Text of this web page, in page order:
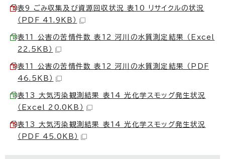
表9 ごみ収集及び資源回収状況 表10 リサイクルの状況
（PDF 41.9KB）
表11 公害の苦情件数 表12 河川の水質測定結果 （Excel
22.5KB）
表11 公害の苦情件数 表12 河川の水質測定結果 （PDF
46.5KB）
表13 大気汚染観測結果 表14 光化学スモッグ発生状況
（Excel 20.0KB）
表13 大気汚染観測結果 表14 光化学スモッグ発生状況
（PDF 45.0KB）